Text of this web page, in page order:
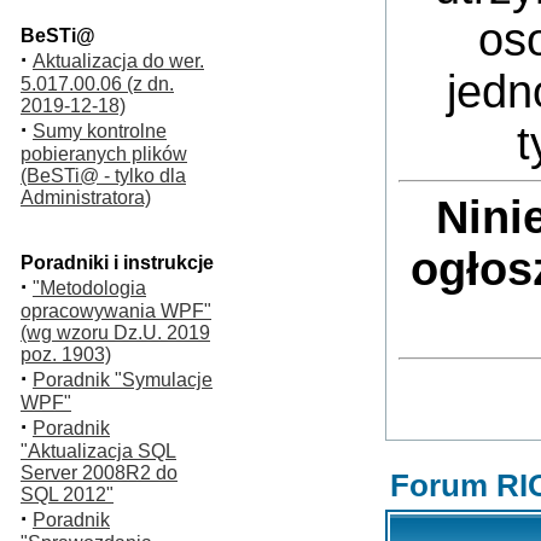
BeSTi@
· Aktualizacja do wer.
5.017.00.06 (z dn.
2019-12-18)
· Sumy kontrolne
pobieranych plików
(BeSTi@ - tylko dla
Administratora)
Poradniki i instrukcje
· "Metodologia
opracowywania WPF"
(wg wzoru Dz.U. 2019
poz. 1903)
· Poradnik "Symulacje
WPF"
· Poradnik
"Aktualizacja SQL
Server 2008R2 do
SQL 2012"
· Poradnik
Forum